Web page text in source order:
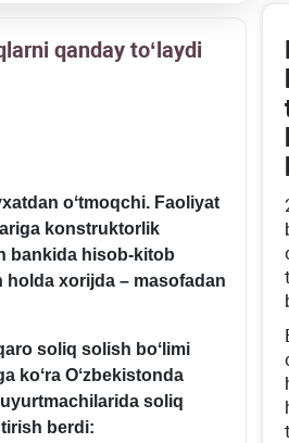
qanday toʻlaydi
oʻtmoqchi. Faoliyat
konstruktorlik
bankida hisob-kitob
holda хorijda – masofadan
soliq solish boʻlimi
koʻra Oʻzbekistonda
soliq
berdi: